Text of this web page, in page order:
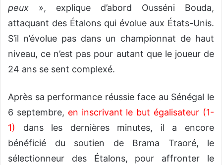
peux », explique d’abord Ousséni Bouda,
attaquant des Étalons qui évolue aux États-Unis.
S’il n’évolue pas dans un championnat de haut
niveau, ce n’est pas pour autant que le joueur de
24 ans se sent complexé.
Après sa performance réussie face au Sénégal le
6 septembre, en inscrivant le but égalisateur (1-
1) dans les dernières minutes, il a encore
bénéficié du soutien de Brama Traoré, le
sélectionneur des Étalons, pour affronter le